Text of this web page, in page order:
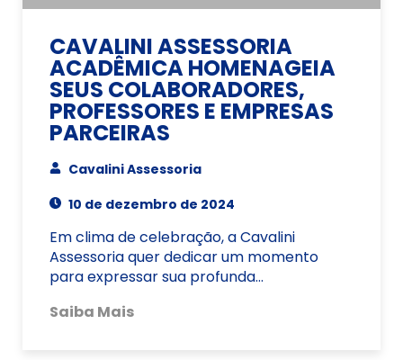
CAVALINI ASSESSORIA
ACADÊMICA HOMENAGEIA
SEUS COLABORADORES,
PROFESSORES E EMPRESAS
PARCEIRAS
Cavalini Assessoria
10 de dezembro de 2024
Em clima de celebração, a Cavalini
Assessoria quer dedicar um momento
para expressar sua profunda…
Saiba Mais